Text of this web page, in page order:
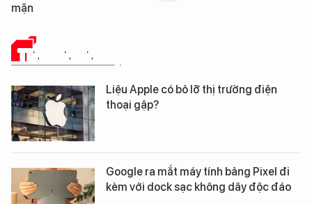
mặn
TIN CÔNG NGHỆ
Liệu Apple có bỏ lỡ thị trường điện
thoại gập?
Google ra mắt máy tính bảng Pixel đi
kèm với dock sạc không dây độc đáo